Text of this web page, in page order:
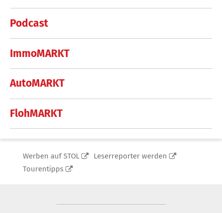
Podcast
ImmoMARKT
AutoMARKT
FlohMARKT
Werben auf STOL
Leserreporter werden
Tourentipps